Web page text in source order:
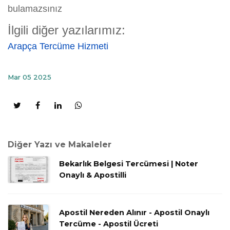
bulamazsınız
İlgili diğer yazılarımız:
Arapça Tercüme Hizmeti
Mar 05 2025
Diğer Yazı ve Makaleler
Bekarlık Belgesi Tercümesi | Noter
Onaylı & Apostilli
Apostil Nereden Alınır - Apostil Onaylı
Tercüme - Apostil Ücreti